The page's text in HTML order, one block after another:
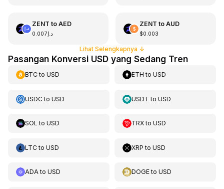
ZENT to AED
د.إ0.007
ZENT to AUD
$0.003
Lihat Selengkapnya ↓
Pasangan Konversi USD yang Sedang Tren
BTCto USD ETH toUSD
USDCto USD USDT toUSD
SOL to USD TRXtoUSD
LTCto USD XRP toUSD
ADAto USD DOGEtoUSD